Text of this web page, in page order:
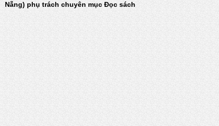
Nẵng) phụ trách chuyên mục Đọc sách